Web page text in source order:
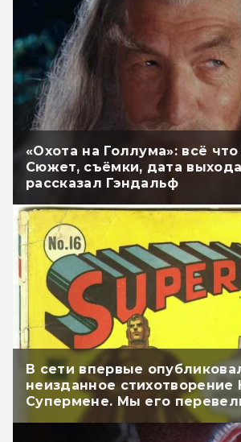
«Охота на Голлума»: всё
Сюжет, съёмки, дата
рассказал Гэндальф
В сети впервые
неизданное стихотворение
Супермене. Мы его